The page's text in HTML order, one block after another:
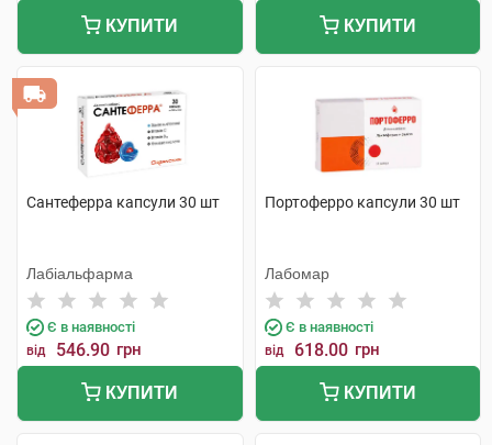
КУПИТИ КУПИТИ
Сантеферра капсули 30 шт
Лабіальфарма
Є в наявності
від 546.90 грн
КУПИТИ
Портоферро капсули 30 шт
Лабомар
Є в наявності
від 618.00 грн
КУПИТИ